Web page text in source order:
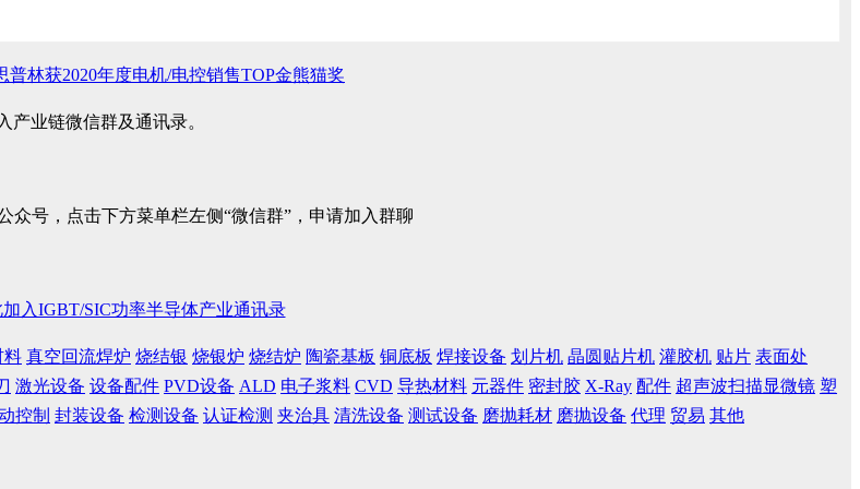
林获2020年度电机/电控销售TOP金熊猫奖
业链微信群及通讯录。
众号，点击下方菜单栏左侧“微信群”，申请加入群聊
加入IGBT/SIC功率半导体产业通讯录
料 真空回流焊炉 烧结银 烧银炉 烧结炉 陶瓷基板 铜底板 焊接设备 划片机 晶圆贴片机 灌胶机 贴片 表面处
激光设备 设备配件 PVD设备 ALD 电子浆料 CVD 导热材料 元器件 密封胶 X-Ray 配件 超声波扫描显微镜 塑
控制 封装设备 检测设备 认证检测 夹治具 清洗设备 测试设备 磨抛耗材 磨抛设备 代理 贸易 其他